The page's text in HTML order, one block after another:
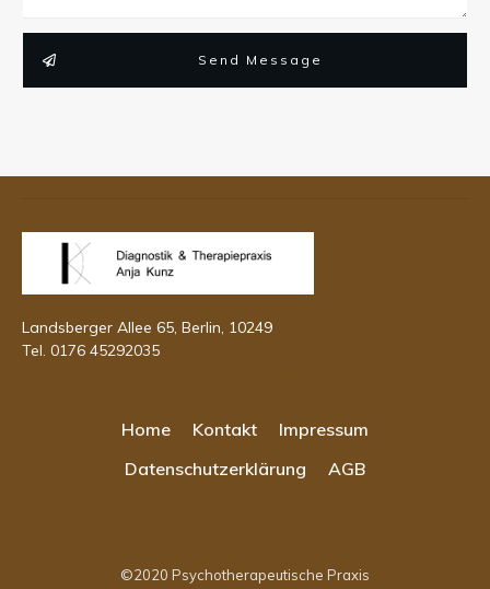
Send Message
Landsberger Allee 65, Berlin, 10249
Tel. 0176 45292035
Home Kontakt
Impressum
Datenschutzerklärung
AGB
©2020 Psychotherapeutische Praxis